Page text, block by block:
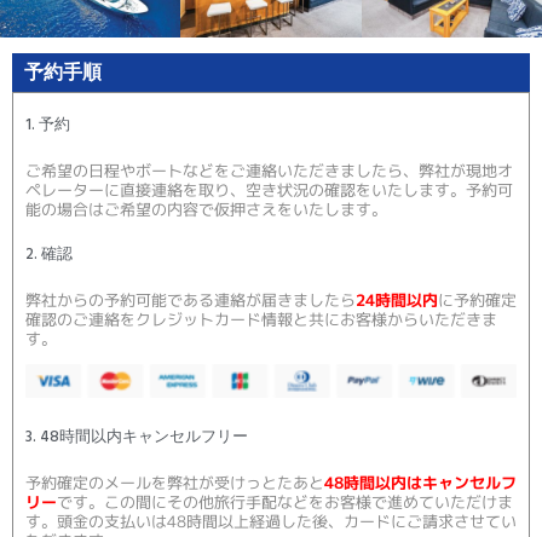
予約手順
1. 予約
ご希望の日程やボートなどをご連絡いただきましたら、弊社が現地オ
ペレーターに直接連絡を取り、空き状況の確認をいたします。予約可
能の場合はご希望の内容で仮押さえをいたします。
2. 確認
弊社からの予約可能である連絡が届きましたら24時間以内に予約確定
確認のご連絡をクレジットカード情報と共にお客様からいただきま
す。
3. 48時間以内キャンセルフリー
予約確定のメールを弊社が受けっとたあと48時間以内はキャンセルフ
リーです。この間にその他旅行手配などをお客様で進めていただけま
す。頭金の支払いは48時間以上経過した後、カードにご請求させてい